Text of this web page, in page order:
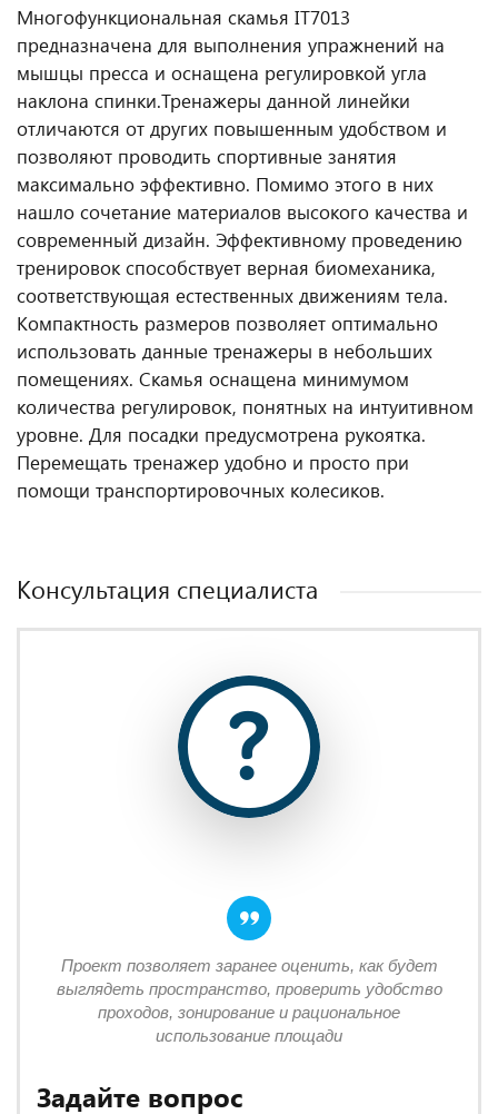
Многофункциональная скамья IT7013
предназначена для выполнения упражнений на
мышцы пресса и оснащена регулировкой угла
наклона спинки.Тренажеры данной линейки
отличаются от других повышенным удобством и
позволяют проводить спортивные занятия
максимально эффективно. Помимо этого в них
нашло сочетание материалов высокого качества и
современный дизайн. Эффективному проведению
тренировок способствует верная биомеханика,
соответствующая естественных движениям тела.
Компактность размеров позволяет оптимально
использовать данные тренажеры в небольших
помещениях. Скамья оснащена минимумом
количества регулировок, понятных на интуитивном
уровне. Для посадки предусмотрена рукоятка.
Перемещать тренажер удобно и просто при
помощи транспортировочных колесиков.
Консультация специалиста
Задайте вопрос
Проект позволяет заранее оценить, как будет
выглядеть пространство, проверить удобство
проходов, зонирование и рациональное
использование площади